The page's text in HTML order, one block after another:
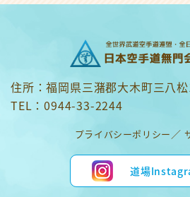
住所：福岡県三潴郡大木町三八
TEL：0944-33-2244
プライバシーポリシー
道場